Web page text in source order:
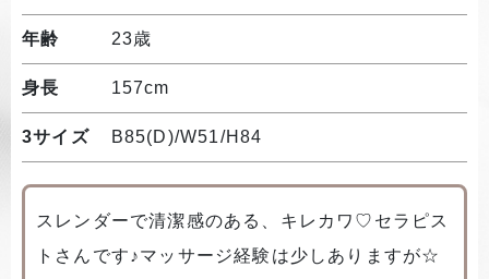
年齢 23歳
身長 157cm
3サイズ B85(D)/W51/H84
スレンダーで清潔感のある、キレカワ♡セラピス
トさんです♪マッサージ経験は少しありますが☆